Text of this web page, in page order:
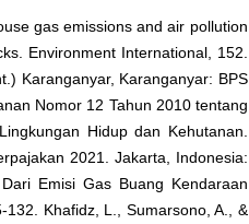
gas emissions and air pollution
Environment International, 152.
Karanganyar, Karanganyar: BPS
Nomor 12 Tahun 2010 tentang
Hidup dan Kehutanan.
2021. Jakarta, Indonesia:
Emisi Gas Buang Kendaraan
Khafidz, L., Sumarsono, A., &